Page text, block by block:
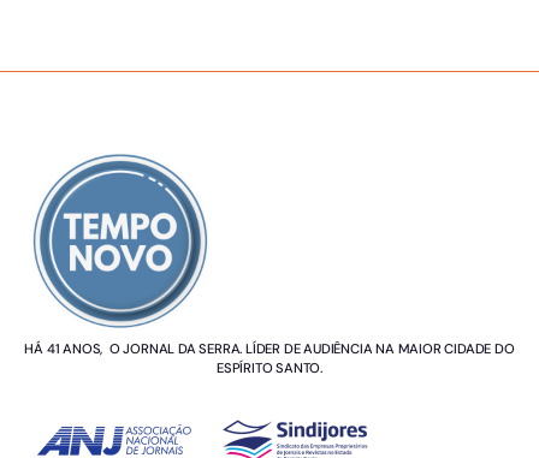
HÁ 41 ANOS, O JORNAL DA SERRA. LÍDER DE AUDIÊNCIA NA MAIOR CIDADE DO
ESPÍRITO SANTO.